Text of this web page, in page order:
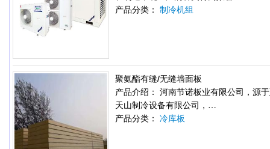
产品分类： 制冷机组
聚氨酯有缝/无缝墙面板
产品介绍： 河南节诺板业有限公司，源
天山制冷设备有限公司，…
产品分类： 冷库板